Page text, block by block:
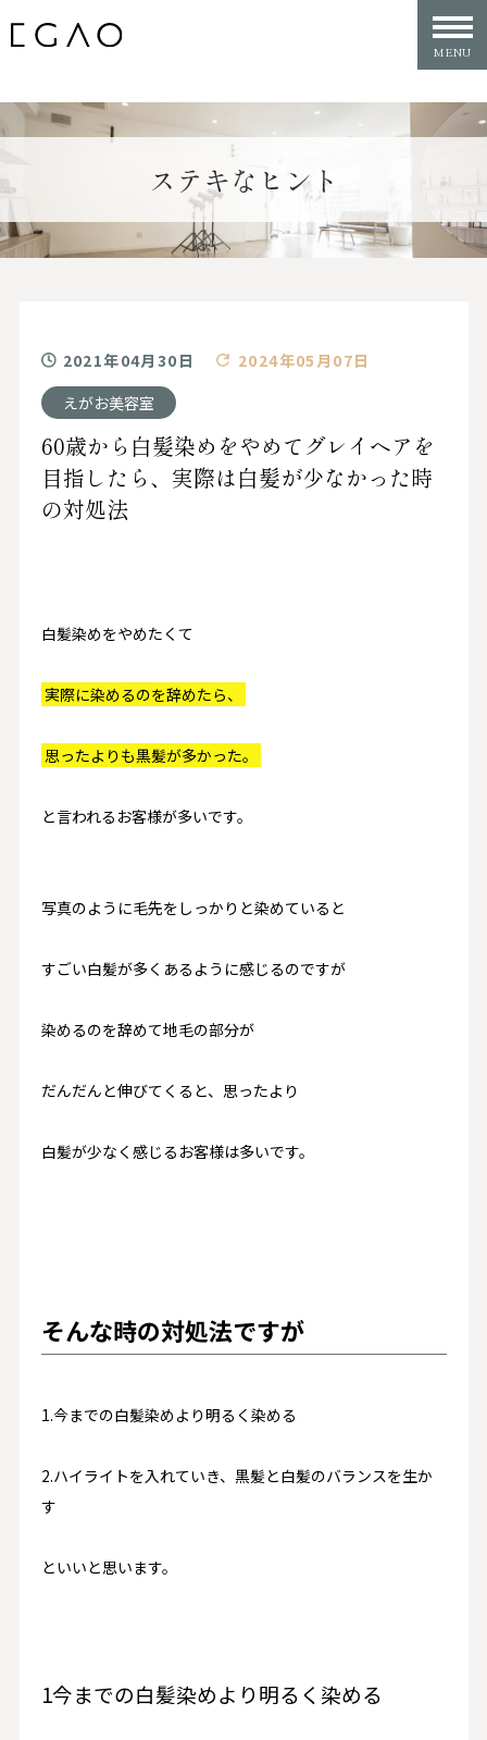
ステキなヒント
2021年04月30日
2024年05月07日
えがお美容室
60歳から白髪染めをやめてグレイヘアを
目指したら、実際は白髪が少なかった時
の対処法
白髪染めをやめたくて
実際に染めるのを辞めたら、
思ったよりも黒髪が多かった。
と言われるお客様が多いです。
写真のように毛先をしっかりと染めていると
すごい白髪が多くあるように感じるのですが
染めるのを辞めて地毛の部分が
だんだんと伸びてくると、思ったより
白髪が少なく感じるお客様は多いです。
そんな時の対処法ですが
1.今までの白髪染めより明るく染める
2.ハイライトを入れていき、黒髪と白髪のバランスを生か
す
といいと思います。
1今までの白髪染めより明るく染める